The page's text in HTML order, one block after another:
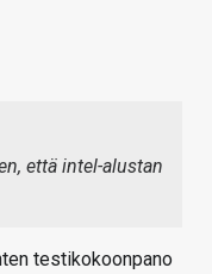
että intel-alustan
testikokoonpano